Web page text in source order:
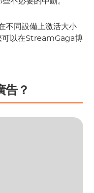
不同設備上激活大小
可以在StreamGaga博
告？